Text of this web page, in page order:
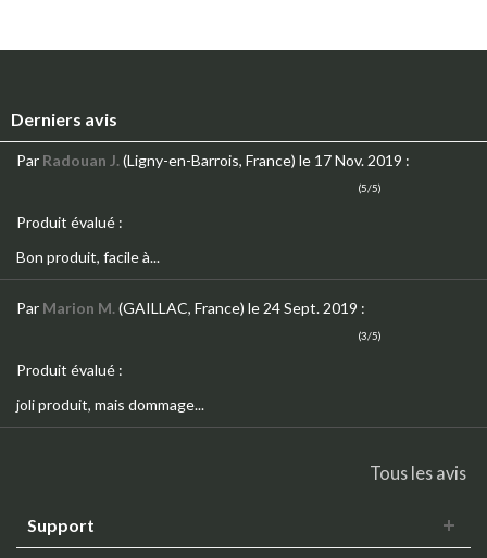
Derniers avis
Par Radouan J.(Ligny-en-Barrois, France) le 17 Nov. 2019 :
(5/5)
Produit évalué :
Bon produit, facile à...
Par Marion M.(GAILLAC, France) le 24 Sept. 2019 :
(3/5)
Produit évalué :
joli produit, mais dommage...
Tous les avis
Support